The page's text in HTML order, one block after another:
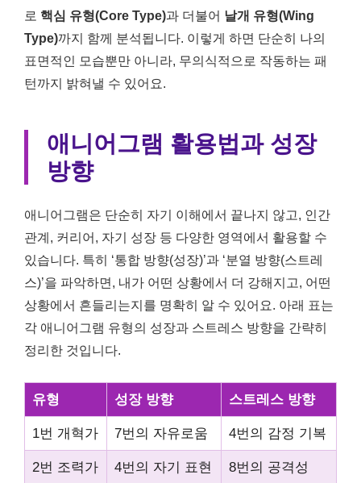
로 핵심 유형(Core Type)과 더불어 날개 유형(Wing
Type)까지 함께 분석됩니다. 이렇게 하면 단순히 나의
표면적인 모습뿐만 아니라, 무의식적으로 작동하는 패
턴까지 밝혀낼 수 있어요.
애니어그램 활용법과 성장
방향
애니어그램은 단순히 자기 이해에서 끝나지 않고, 인간
관계, 커리어, 자기 성장 등 다양한 영역에서 활용할 수
있습니다. 특히 ‘통합 방향(성장)’과 ‘분열 방향(스트레
스)’을 파악하면, 내가 어떤 상황에서 더 강해지고, 어떤
상황에서 흔들리는지를 명확히 알 수 있어요. 아래 표는
각 애니어그램 유형의 성장과 스트레스 방향을 간략히
정리한 것입니다.
유형 성장 방향 스트레스 방향
1번 개혁가 7번의 자유로움 4번의 감정 기복
2번 조력가 4번의 자기 표현 8번의 공격성